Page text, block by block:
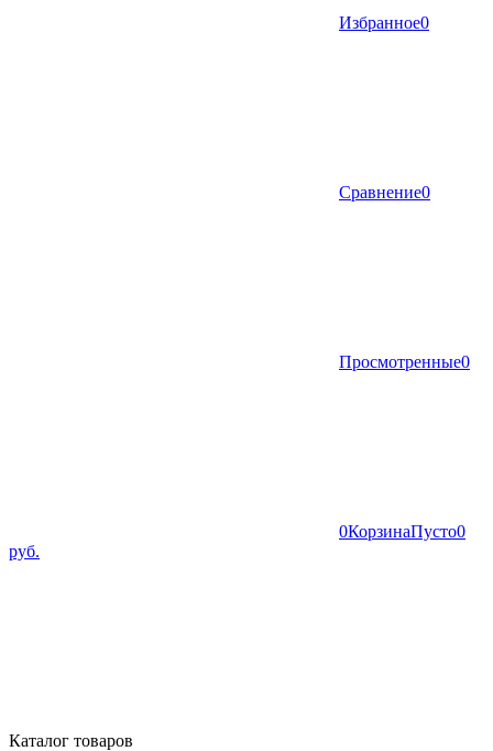
Избранное0
Сравнение0
Просмотренные0
0КорзинаПусто0
руб.
Каталог товаров